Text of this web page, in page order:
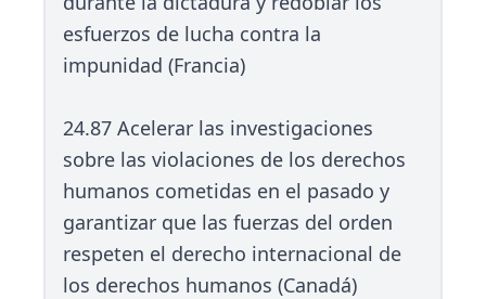
esfuerzos de lucha contra la
impunidad (Francia)
24.87 Acelerar las investigaciones
sobre las violaciones de los derechos
humanos cometidas en el pasado y
garantizar que las fuerzas del orden
respeten el derecho internacional de
los derechos humanos (Canadá)